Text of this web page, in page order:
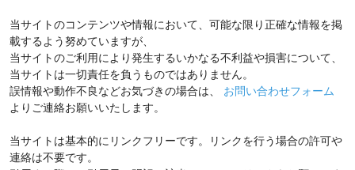
当サイトのコンテンツや情報において、可能な限り正確な情報を掲
載するよう努めていますが、
当サイトのご利用により発生するいかなる不利益や損害について、
当サイトは一切責任を負うものではありません。
誤情報や動作不良などお気づきの場合は、 お問い合わせフォーム
よりご連絡お願いいたします。
当サイトは基本的にリンクフリーです。リンクを行う場合の許可や
連絡は不要です。